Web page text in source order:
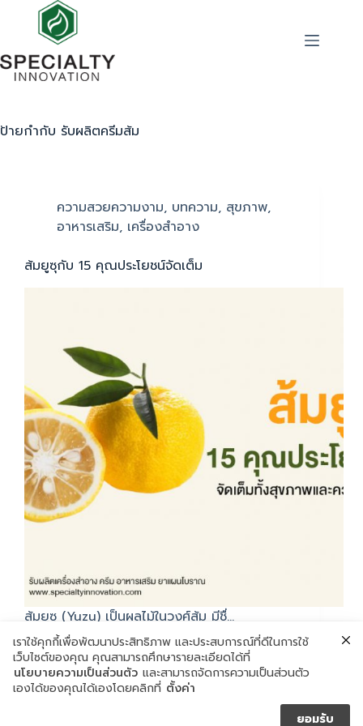
ป้ายกำกับ รับผลิตครีมส้ม
ความสวยความงาม, บทความ, สุขภาพ,
อาหารเสริม, เครื่องสำอาง
ส้มยูซุกับ 15 คุณประโยชน์จัดเต็ม
ส้มยูซุ (Yuzu) เป็นผลไม้ในวงศ์ส้ม มีชื่…
ตุลาคม 1, 2020
เราใช้คุกกี้เพื่อพัฒนาประสิทธิภาพ และประสบการณ์ที่ดีในการใช้
เว็บไซต์ของคุณ คุณสามารถศึกษารายละเอียดได้ที่
นโยบายความเป็นส่วนตัว และสามารถจัดการความเป็นส่วนตัว
เองได้ของคุณได้เองโดยคลิกที่ ตั้งค่า
ยอมรับ